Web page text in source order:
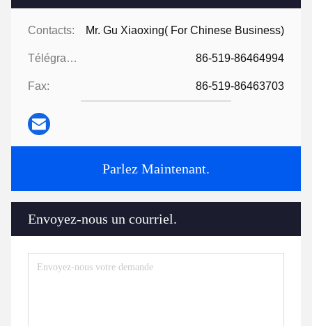
Contacts: Mr. Gu Xiaoxing( For Chinese Business)
Télégramme: 86-519-86464994
Fax: 86-519-86463703
Parlez Maintenant.
Envoyez-nous un courriel.